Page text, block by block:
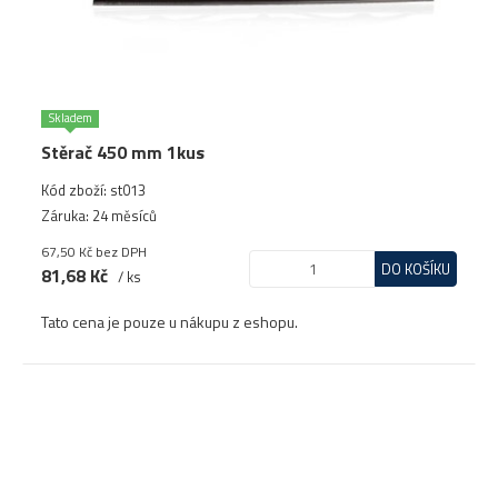
Skladem
Stěrač 450 mm 1kus
Kód zboží: st013
Záruka: 24 měsíců
67,50 Kč bez DPH
81,68 Kč / ks DO KOŠÍKU
Tato cena je pouze u nákupu z eshopu.